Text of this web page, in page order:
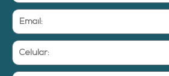
o
o
k
g
a
m
b
a
p
Email:
Celular: